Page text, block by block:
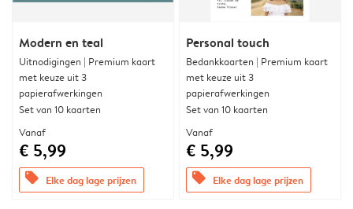
Modern en teal
Uitnodigingen | Premium kaart
met keuze uit 3
papierafwerkingen
Set van 10 kaarten
Vanaf
€ 5,99
offers Elke dag lage prijzen
Personal touch
Bedankkaarten | Premium kaart
met keuze uit 3
papierafwerkingen
Set van 10 kaarten
Vanaf
€ 5,99
offers Elke dag lage prijzen